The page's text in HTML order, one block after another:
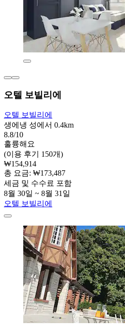
오텔 보빌리에
오텔 보빌리에
생에냉 성에서 0.4km
8.8/10
훌륭해요
(이용 후기 150개)
₩154,914
총 요금: ₩173,487
세금 및 수수료 포함
8월 30일 ~ 8월 31일
오텔 보빌리에